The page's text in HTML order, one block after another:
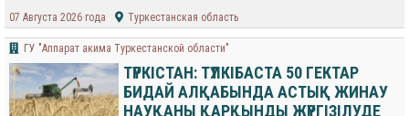
07 Августа 2026 года Туркестанская область
ГУ "Аппарат акима Туркестанской области"
ТҮРКІСТАН: ТҮЛКІБАСТА 50 ГЕКТАР
БИДАЙ АЛҚАБЫНДА АСТЫҚ ЖИНАУ
НАУҚАНЫ ҚАРҚЫНДЫ ЖҮРГІЗІЛУДЕ